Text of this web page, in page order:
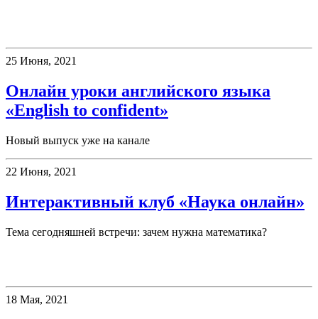
25 Июня, 2021
Онлайн уроки английского языка
«English to confident»
Новый выпуск уже на канале
22 Июня, 2021
Интерактивный клуб «Наука онлайн»
Тема сегодняшней встречи: зачем нужна математика?
18 Мая, 2021